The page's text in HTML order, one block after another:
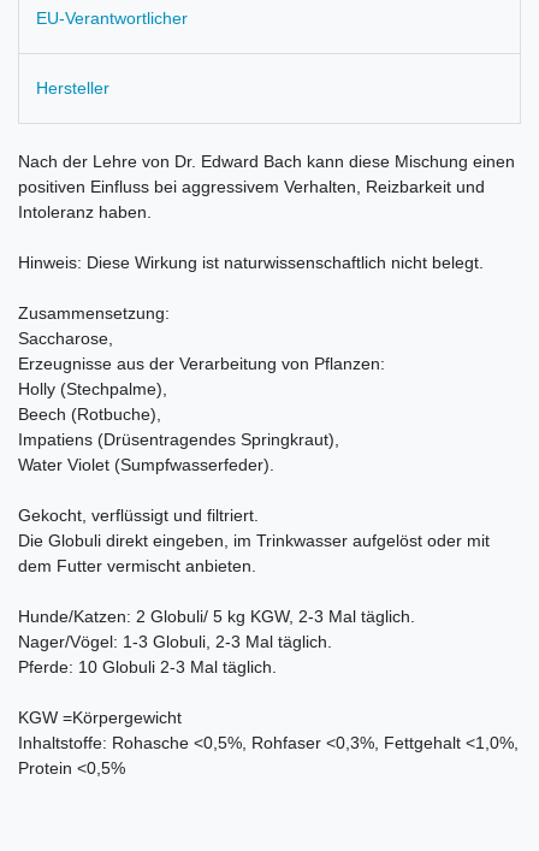
EU-Verantwortlicher
Hersteller
Nach der Lehre von Dr. Edward Bach kann diese Mischung einen
positiven Einfluss bei aggressivem Verhalten, Reizbarkeit und
Intoleranz haben.
Hinweis: Diese Wirkung ist naturwissenschaftlich nicht belegt.
Zusammensetzung:
Saccharose,
Erzeugnisse aus der Verarbeitung von Pflanzen:
Holly (Stechpalme),
Beech (Rotbuche),
Impatiens (Drüsentragendes Springkraut),
Water Violet (Sumpfwasserfeder).
Gekocht, verflüssigt und filtriert.
Die Globuli direkt eingeben, im Trinkwasser aufgelöst oder mit
dem Futter vermischt anbieten.
Hunde/Katzen: 2 Globuli/ 5 kg KGW, 2-3 Mal täglich.
Nager/Vögel: 1-3 Globuli, 2-3 Mal täglich.
Pferde: 10 Globuli 2-3 Mal täglich.
KGW =Körpergewicht
Inhaltstoffe: Rohasche <0,5%, Rohfaser <0,3%, Fettgehalt <1,0%,
Protein <0,5%